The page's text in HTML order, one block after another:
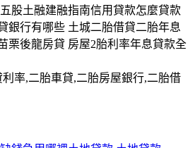
股土融建融指南信用貸款怎麼貸款
銀行有哪些 土城二胎借貸二胎年息
栗後龍房貸 房屋2胎利率年息貸款全
率,二胎車貸,二胎房屋銀行,二胎借